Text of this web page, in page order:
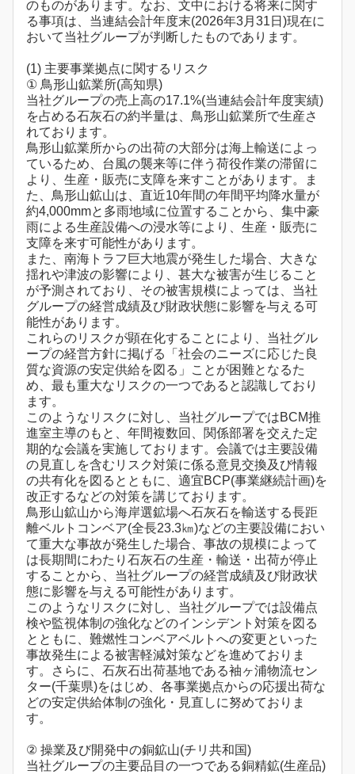
のものがあります。なお、文中における将来に関す
る事項は、当連結会計年度末(2026年3月31日)現在に
おいて当社グループが判断したものであります。
(1) 主要事業拠点に関するリスク
① 鳥形山鉱業所(高知県)
当社グループの売上高の17.1%(当連結会計年度実績)
を占める石灰石の約半量は、鳥形山鉱業所で生産さ
れております。
鳥形山鉱業所からの出荷の大部分は海上輸送によっ
ているため、台風の襲来等に伴う荷役作業の滞留に
より、生産・販売に支障を来すことがあります。ま
た、鳥形山鉱山は、直近10年間の年間平均降水量が
約4,000mmと多雨地域に位置することから、集中豪
雨による生産設備への浸水等により、生産・販売に
支障を来す可能性があります。
また、南海トラフ巨大地震が発生した場合、大きな
揺れや津波の影響により、甚大な被害が生じること
が予測されており、その被害規模によっては、当社
グループの経営成績及び財政状態に影響を与える可
能性があります。
これらのリスクが顕在化することにより、当社グル
ープの経営方針に掲げる「社会のニーズに応じた良
質な資源の安定供給を図る」ことが困難となるた
め、最も重大なリスクの一つであると認識しており
ます。
このようなリスクに対し、当社グループではBCM推
進室主導のもと、年間複数回、関係部署を交えた定
期的な会議を実施しております。会議では主要設備
の見直しを含むリスク対策に係る意見交換及び情報
の共有化を図るとともに、適宜BCP(事業継続計画)を
改正するなどの対策を講じております。
鳥形山鉱山から海岸選鉱場へ石灰石を輸送する長距
離ベルトコンベア(全長23.3㎞)などの主要設備におい
て重大な事故が発生した場合、事故の規模によって
は長期間にわたり石灰石の生産・輸送・出荷が停止
することから、当社グループの経営成績及び財政状
態に影響を与える可能性があります。
このようなリスクに対し、当社グループでは設備点
検や監視体制の強化などのインシデント対策を図る
とともに、難燃性コンベアベルトへの変更といった
事故発生による被害軽減対策などを進めておりま
す。さらに、石灰石出荷基地である袖ヶ浦物流セン
ター(千葉県)をはじめ、各事業拠点からの応援出荷な
どの安定供給体制の強化・見直しに努めておりま
す。
② 操業及び開発中の銅鉱山(チリ共和国)
当社グループの主要品目の一つである銅精鉱(生産品)